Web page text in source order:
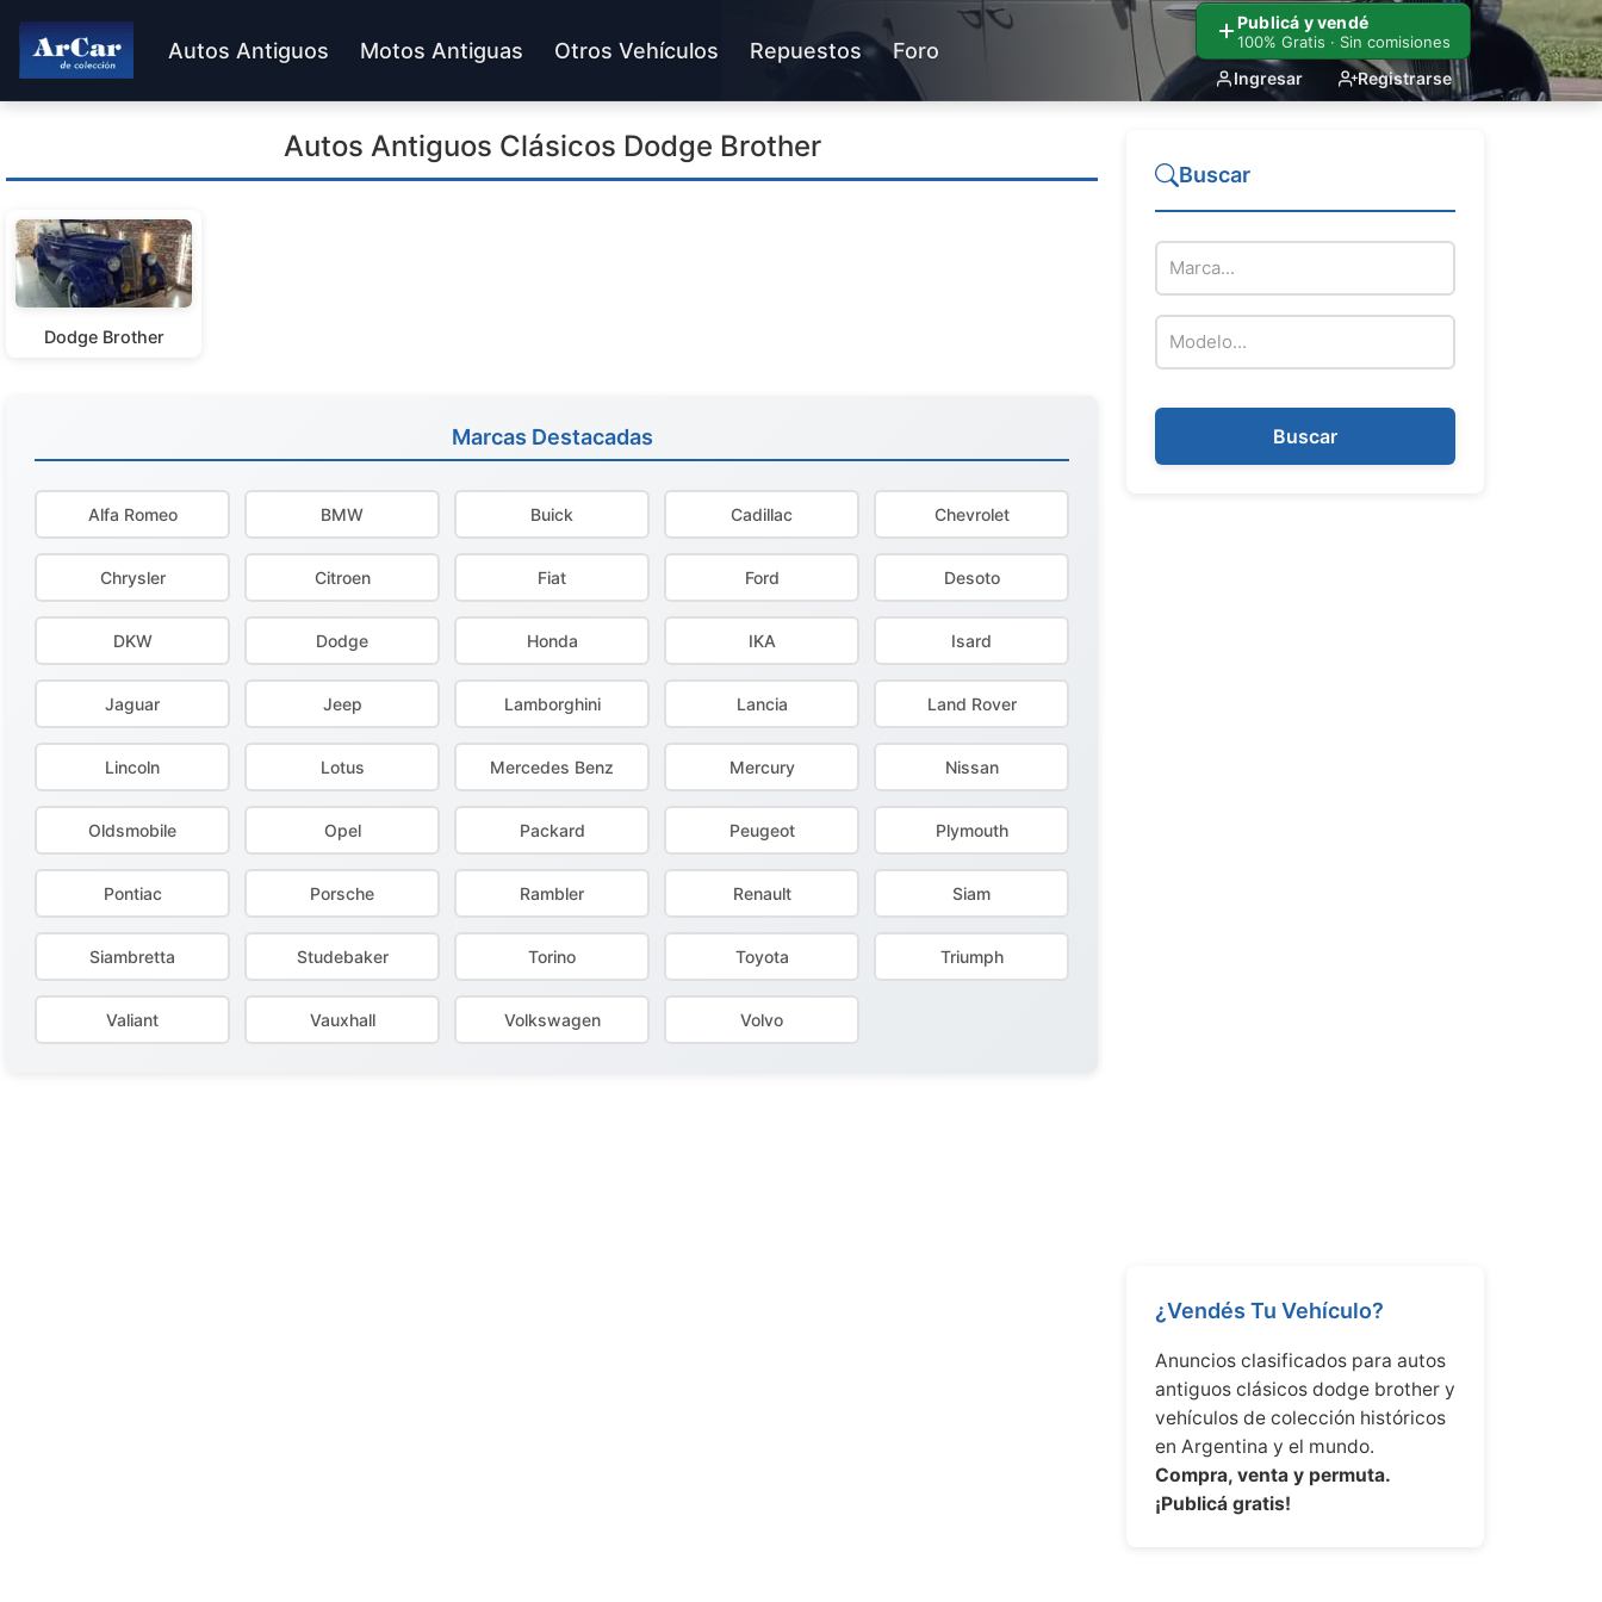
Publicá y vendé
100% Gratis · Sin comisiones
Ingresar Registrarse
Autos Antiguos Motos Antiguas Otros Vehículos Repuestos Foro
Autos Antiguos Clásicos Dodge Brother
Dodge Brother
Marcas Destacadas
Alfa Romeo BMW Buick Cadillac Chevrolet
Chrysler Citroen Fiat Ford Desoto
DKW Dodge Honda IKA Isard
Jaguar Jeep Lamborghini Lancia Land Rover
Lincoln Lotus Mercedes Benz Mercury Nissan
Oldsmobile Opel Packard Peugeot Plymouth
Pontiac Porsche Rambler Renault Siam
Siambretta Studebaker Torino Toyota Triumph
Valiant Vauxhall Volkswagen Volvo
Buscar
Buscar
¿Vendés Tu Vehículo?
Anuncios clasificados para autos
antiguos clásicos dodge brother y
vehículos de colección históricos
en Argentina y el mundo.
Compra, venta y permuta.
¡Publicá gratis!